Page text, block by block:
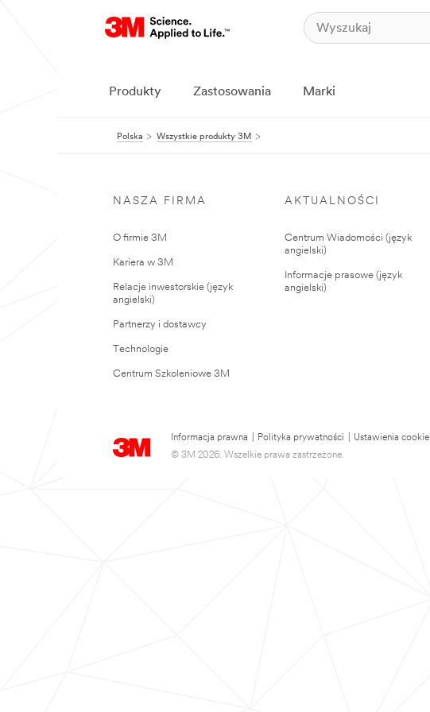
Produkty Zastosowania Marki
Polska Wszystkie produkty 3M
NASZA FIRMA
O firmie 3M
Kariera w 3M
Relacje inwestorskie (język
angielski)
Partnerzy i dostawcy
Technologie
Centrum Szkoleniowe 3M
AKTUALNOŚCI
Centrum Wiadomości (język
angielski)
Informacje prasowe (język
angielski)
Informacja prawna Polityka prywatności
Ustawienia cookie
© 3M 2026. Wszelkie prawa zastrzeżone.